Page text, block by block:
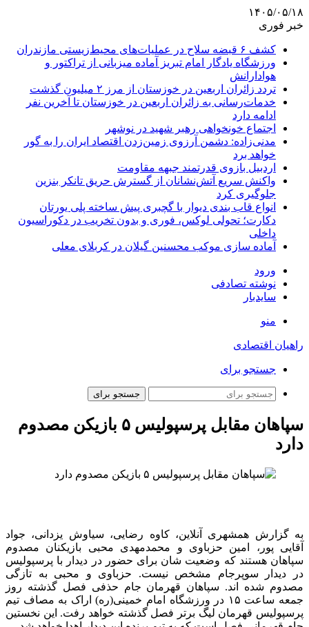
۱۴۰۵/۰۵/۱۸
خبر فوری
کشف ۶ قبضه سلاح در عملیات‌های محیط‌زیستی مازندران
ورزشگاه یادگار امام تبریز آماده میزبانی از تراکتور و
هوادارانش
تردد زائران اربعین در خوزستان از مرز ۲ میلیون گذشت
خدمات‌رسانی به زائران اربعین در خوزستان تا آخرین نفر
ادامه دارد
اجتماع خونخواهی رهبر شهید در نوشهر
مدنی‌زاده: دشمن آرزوی زمین‌زدن اقتصاد ایران را به گور
خواهد برد
اردبیل بازوی قدرتمند جبهه مقاومت
واکنش سریع آتش‌نشانان از گسترش حریق تانکر بنزین
جلوگیری کرد
انواع قاب بندی دیوار با گچبری پیش ساخته پلی یورتان
دکارت؛ تحولی لوکس، فوری و بدون تخریب در دکوراسیون
داخلی
آماده سازی موکب محسنین گیلان در کربلای معلی
ورود
نوشته تصادفی
سایدبار
منو
راهیان اقتصادی
جستجو برای
جستجو برای
سپاهان مقابل پرسپولیس ۵ بازیکن مصدوم
دارد
به گزارش همشهری آنلاین، کاوه رضایی، سیاوش یزدانی، جواد
آقایی پور، امین حزباوی و محمدمهدی محبی بازیکنان مصدوم
سپاهان هستند که وضعیت شان برای حضور در دیدار با پرسپولیس
در دیدار سوپرجام مشخص نیست. حزباوی و محبی به تازگی
مصدوم شده اند. سپاهان قهرمان جام حذفی فصل گذشته روز
جمعه ساعت ۱۵ در ورزشگاه امام خمینی(ره) اراک به مصاف تیم
پرسپولیس قهرمان لیگ برتر فصل گذشته خواهد رفت. این نخستین